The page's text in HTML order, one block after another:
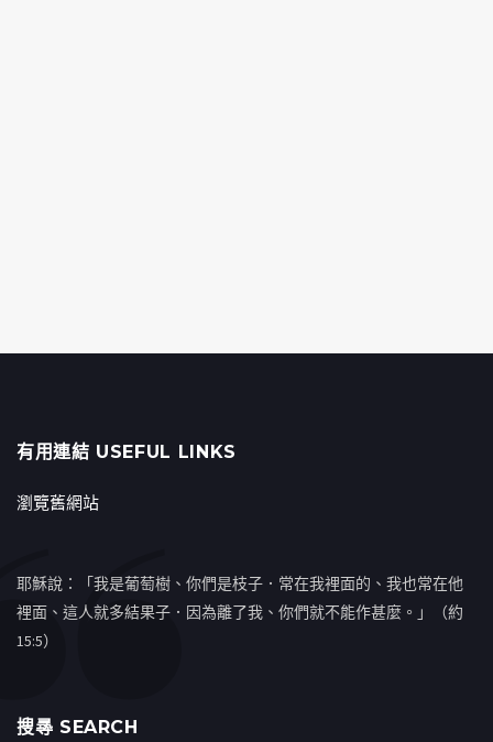
有用連結 USEFUL LINKS
瀏覽舊網站
耶穌說：「我是葡萄樹、你們是枝子．常在我裡面的、我也常在他
裡面、這人就多結果子．因為離了我、你們就不能作甚麼。」（約
15:5）
搜㝷 SEARCH